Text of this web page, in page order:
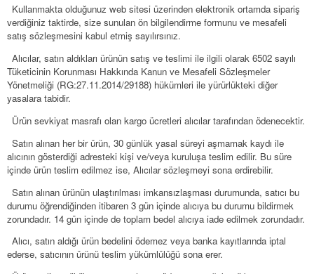
Kullanmakta olduğunuz web sitesi üzerinden elektronik ortamda sipariş
verdiğiniz taktirde, size sunulan ön bilgilendirme formunu ve mesafeli
satış sözleşmesini kabul etmiş sayılırsınız.
Alıcılar, satın aldıkları ürünün satış ve teslimi ile ilgili olarak 6502 sayılı
Tüketicinin Korunması Hakkında Kanun ve Mesafeli Sözleşmeler
Yönetmeliği (RG:27.11.2014/29188) hükümleri ile yürürlükteki diğer
yasalara tabidir.
Ürün sevkiyat masrafı olan kargo ücretleri alıcılar tarafından ödenecektir.
Satın alınan her bir ürün, 30 günlük yasal süreyi aşmamak kaydı ile
alıcının gösterdiği adresteki kişi ve/veya kuruluşa teslim edilir. Bu süre
içinde ürün teslim edilmez ise, Alıcılar sözleşmeyi sona erdirebilir.
Satın alınan ürünün ulaştırılması imkansızlaşması durumunda, satıcı bu
durumu öğrendiğinden itibaren 3 gün içinde alıcıya bu durumu bildirmek
zorundadır. 14 gün içinde de toplam bedel alıcıya iade edilmek zorundadır.
Alıcı, satın aldığı ürün bedelini ödemez veya banka kayıtlarında iptal
ederse, satıcının ürünü teslim yükümlülüğü sona erer.